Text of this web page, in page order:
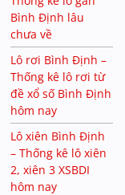
Bình Định lâu
chưa về
Lô rơi Bình Định –
Thống kê lô rơi từ
đề xổ số Bình Định
hôm nay
Lô xiên Bình Định
– Thống kê lô xiên
2, xiên 3 XSBDI
hôm nay